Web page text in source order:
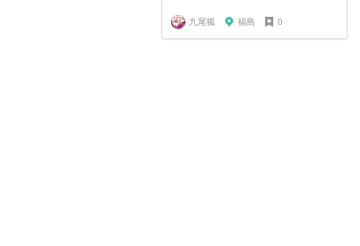
九尾狐 福島 0